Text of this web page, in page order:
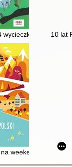
wycieczki po 10 lat
weekend z Polski